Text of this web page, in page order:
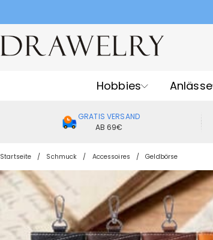
Hobbies Anlässe
GRATIS VERSAND
AB 69€
Startseite Schmuck Accessoires Geldbörse